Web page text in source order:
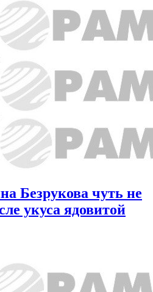
Безрукова чуть не
укуса ядовитой